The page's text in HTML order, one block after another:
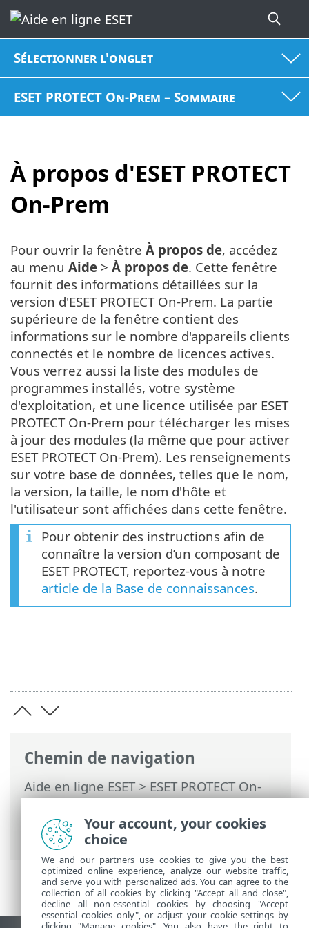
Sélectionner l'onglet
ESET PROTECT On-Prem – Sommaire
À propos d'ESET PROTECT
On-Prem
Chemin de navigation
Aide en ligne ESET>ESET PROTECT On-
Prem>Utilisation d'ESET PROTECT On-
Prem> À propos d'ESET PROTECT On-
Prem
Pour ouvrir la fenêtre À propos de, accédez
au menu Aide > À propos de. Cette fenêtre
fournit des informations détaillées sur la
version d'ESET PROTECT On-Prem. La partie
supérieure de la fenêtre contient des
informations sur le nombre d'appareils clients
connectés et le nombre de licences actives.
Vous verrez aussi la liste des modules de
programmes installés, votre système
d'exploitation, et une licence utilisée par ESET
PROTECT On-Prem pour télécharger les mises
à jour des modules (la même que pour activer
ESET PROTECT On-Prem). Les renseignements
sur votre base de données, telles que le nom,
la version, la taille, le nom d'hôte et
l'utilisateur sont affichées dans cette fenêtre.
Pour obtenir des instructions afin de
connaître la version d’un composant de
ESET PROTECT, reportez-vous à notre
article de la Base de connaissances.
Your account, your cookies
choice
We and our partners use cookies to give you the best
optimized online experience, analyze our website traffic,
and serve you with personalized ads. You can agree to the
collection of all cookies by clicking "Accept all and close",
decline all non-essential cookies by choosing "Accept
essential cookies only", or adjust your cookie settings by